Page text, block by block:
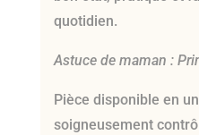
quotidien.
Astuce de maman :
Pièce disponible en
soigneusement